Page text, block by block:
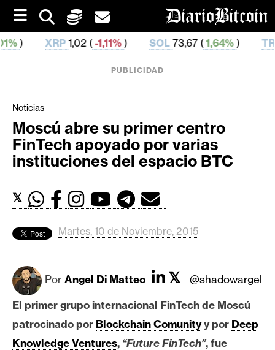
i
p
t
o
1,02 ( -1,11%) SOL73,67 ( 1,64%) TRX0,327 403 (
C
r
i
M
c
d
o
s
PUBLICIDAD
Noticias
Moscú abre su primer centro
FinTech apoyado por varias
instituciones del espacio BTC
𝕏
Martes, 10 de Noviembre, 2015
Por Angel Di Matteo 𝕏
@shadowargel
El primer grupo internacional FinTech de Moscú
patrocinado por Blockchain Comunityy por Deep
Knowledge Ventures, “Future FinTech”, fue